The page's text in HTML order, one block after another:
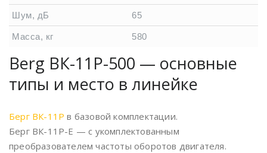
Шум, дБ 65
Масса, кг 580
Berg ВК-11Р-500 — основные
типы и место в линейке
Берг ВК-11Р в базовой комплектации.
Берг ВК-11Р-Е — с укомплектованным
преобразователем частоты оборотов двигателя.